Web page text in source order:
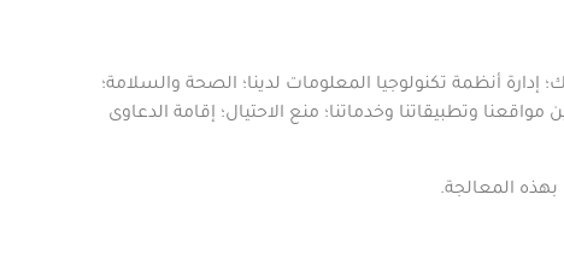
أنظمة تكنولوجيا المعلومات لدينا؛ الصحة والسلامة؛
وتطبيقاتنا وخدماتنا؛ منع الاحتيال؛ إقامة الدعاوى
المعالجة.